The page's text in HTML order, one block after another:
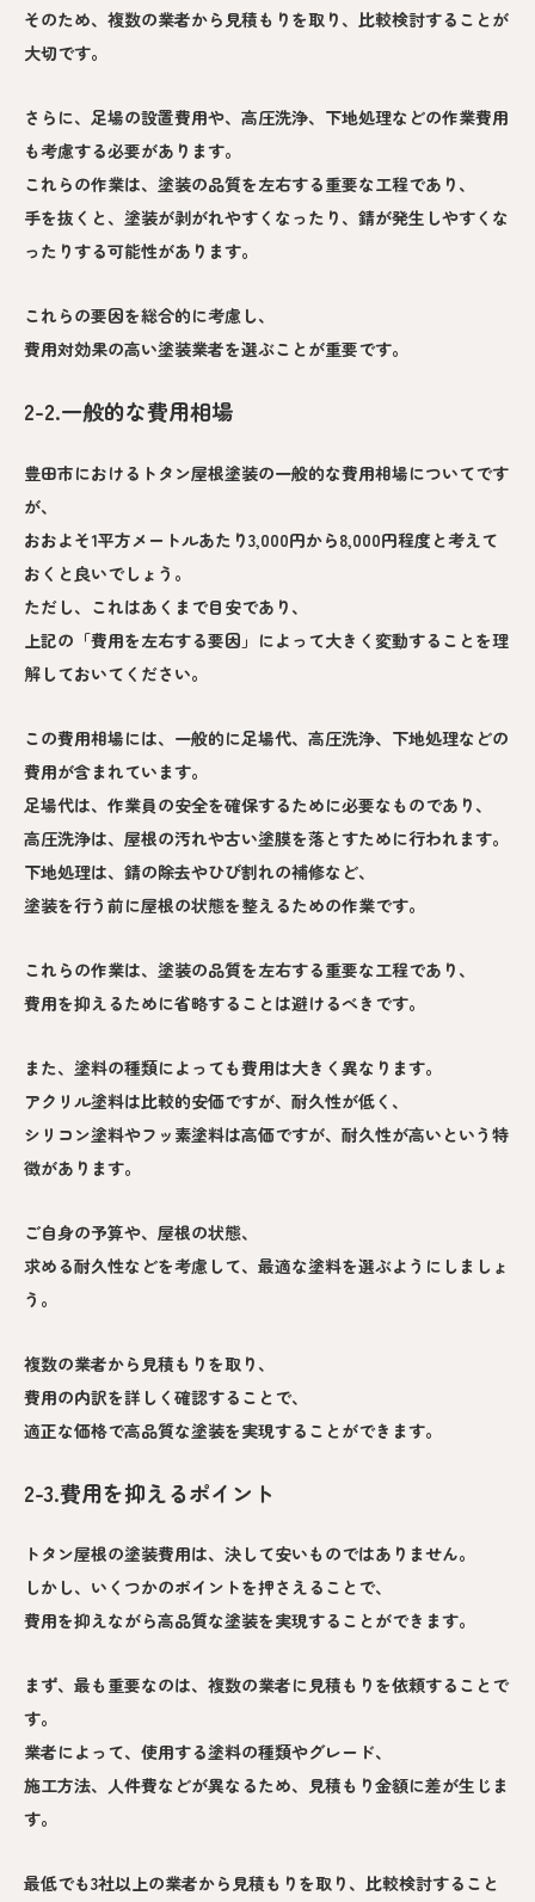
そのため、複数の業者から見積もりを取り、比較検討することが
大切です。
さらに、足場の設置費用や、高圧洗浄、下地処理などの作業費用
も考慮する必要があります。
これらの作業は、塗装の品質を左右する重要な工程であり、
手を抜くと、塗装が剥がれやすくなったり、錆が発生しやすくな
ったりする可能性があります。
これらの要因を総合的に考慮し、
費用対効果の高い塗装業者を選ぶことが重要です。
2-2.一般的な費用相場
豊田市におけるトタン屋根塗装の一般的な費用相場についてです
が、
おおよそ1平方メートルあたり3,000円から8,000円程度と考えて
おくと良いでしょう。
ただし、これはあくまで目安であり、
上記の「費用を左右する要因」によって大きく変動することを理
解しておいてください。
この費用相場には、一般的に足場代、高圧洗浄、下地処理などの
費用が含まれています。
足場代は、作業員の安全を確保するために必要なものであり、
高圧洗浄は、屋根の汚れや古い塗膜を落とすために行われます。
下地処理は、錆の除去やひび割れの補修など、
塗装を行う前に屋根の状態を整えるための作業です。
これらの作業は、塗装の品質を左右する重要な工程であり、
費用を抑えるために省略することは避けるべきです。
また、塗料の種類によっても費用は大きく異なります。
アクリル塗料は比較的安価ですが、耐久性が低く、
シリコン塗料やフッ素塗料は高価ですが、耐久性が高いという特
徴があります。
ご自身の予算や、屋根の状態、
求める耐久性などを考慮して、最適な塗料を選ぶようにしましょ
う。
複数の業者から見積もりを取り、
費用の内訳を詳しく確認することで、
適正な価格で高品質な塗装を実現することができます。
2-3.費用を抑えるポイント
トタン屋根の塗装費用は、決して安いものではありません。
しかし、いくつかのポイントを押さえることで、
費用を抑えながら高品質な塗装を実現することができます。
まず、最も重要なのは、複数の業者に見積もりを依頼することで
す。
業者によって、使用する塗料の種類やグレード、
施工方法、人件費などが異なるため、見積もり金額に差が生じま
す。
最低でも3社以上の業者から見積もりを取り、比較検討すること